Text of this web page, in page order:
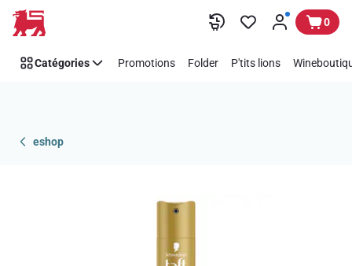
Passer 0
Catégories Promotions Folder P'tits lions
eshop